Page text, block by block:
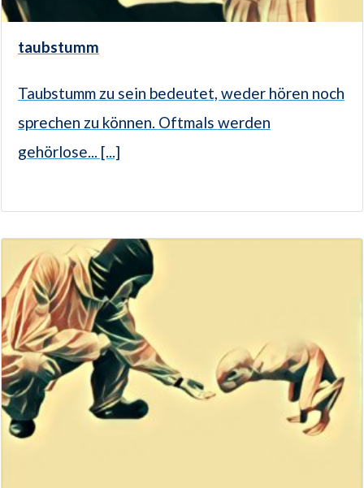
taubstumm
Taubstumm zu sein bedeutet, weder hören noch
sprechen zu können. Oftmals werden
gehörlose... [...]